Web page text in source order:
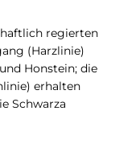
regierten
(Harzlinie)
Honstein; die
erhalten
Schwarza